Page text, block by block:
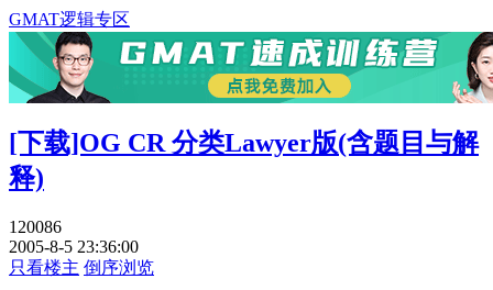
GMAT逻辑专区
[下载]OG CR 分类Lawyer版(含题目与解
释)
120086
2005-8-5 23:36:00
只看楼主 倒序浏览